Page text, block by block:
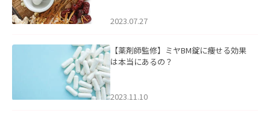
2023.07.27
【薬剤師監修】ミヤBM錠に痩せる効果
は本当にあるの？
2023.11.10